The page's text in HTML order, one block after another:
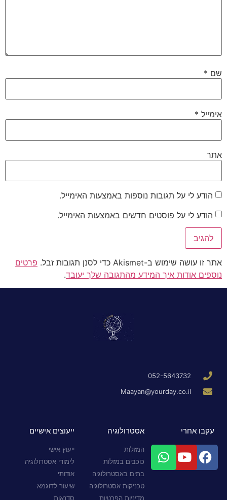
שם *
אימייל *
אתר
הודע לי על תגובות נוספות באמצעות האימייל.
הודע לי על פוסטים חדשים באמצעות האימייל.
אתר זו עושה שימוש ב-Akismet כדי לסנן תגובות זבל.
פרטים
נוספים אודות איך המידע מהתגובה שלך יעובד.
052-5643732
Maayan@yourday.co.il
עקבו אחרי אסטרולוגיה
המזלות
כוכבים במזלות
בתים באסטרולוגיה
טכניקות אסטרולוגיה
מדיניות הפרטיות
ייעוצים אישיים
ייעוץ אישי
לימודי אסטרולוגיה
אודותי
שיעור לדוגמא
סדנאות